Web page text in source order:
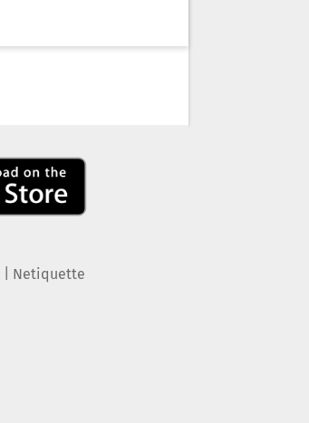
Netiquette